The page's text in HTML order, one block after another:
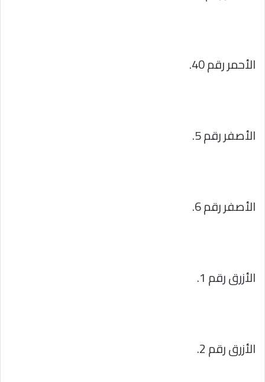
الأحمر رقم 40.
الأصفر رقم 5.
الأصفر رقم 6.
الأزرق رقم 1.
الأزرق رقم 2.